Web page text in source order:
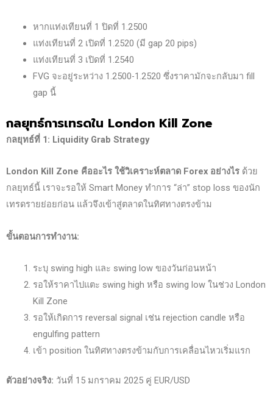
หากแท่งเทียนที่ 1 ปิดที่ 1.2500
แท่งเทียนที่ 2 เปิดที่ 1.2520 (มี gap 20 pips)
แท่งเทียนที่ 3 เปิดที่ 1.2540
FVG จะอยู่ระหว่าง 1.2500-1.2520 ซึ่งราคามักจะกลับมา fill
gap นี้
กลยุทธ์การเทรดใน London Kill Zone
กลยุทธ์ที่ 1: Liquidity Grab Strategy
London Kill Zone คืออะไร ใช้วิเคราะห์ตลาด Forex อย่างไร ด้วย
กลยุทธ์นี้ เราจะรอให้ Smart Money ทำการ “ล่า” stop loss ของนัก
เทรดรายย่อยก่อน แล้วจึงเข้าสู่ตลาดในทิศทางตรงข้าม
ขั้นตอนการทำงาน:
ระบุ swing high และ swing low ของวันก่อนหน้า
รอให้ราคาไปแตะ swing high หรือ swing low ในช่วง London
Kill Zone
รอให้เกิดการ reversal signal เช่น rejection candle หรือ
engulfing pattern
เข้า position ในทิศทางตรงข้ามกับการเคลื่อนไหวเริ่มแรก
ตัวอย่างจริง: วันที่ 15 มกราคม 2025 คู่ EUR/USD